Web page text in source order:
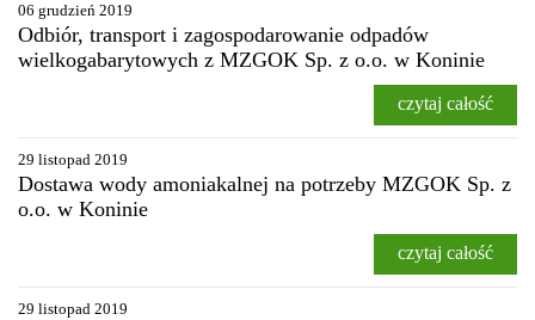
06 grudzień 2019
Odbiór, transport i zagospodarowanie odpadów
wielkogabarytowych z MZGOK Sp. z o.o. w Koninie
czytaj całość
29 listopad 2019
Dostawa wody amoniakalnej na potrzeby MZGOK Sp. z
o.o. w Koninie
czytaj całość
29 listopad 2019